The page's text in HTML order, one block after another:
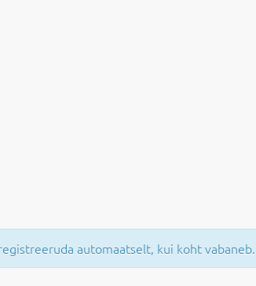
automaatselt, kui koht vabaneb.